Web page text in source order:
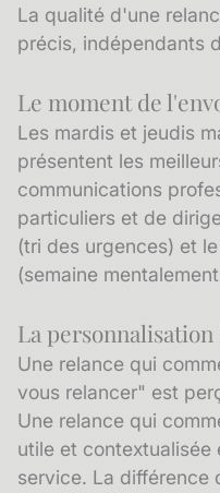
La qualité d'une
précis, indépendants
Le moment de
Les mardis et jeudis
présentent les
communications
particuliers et de
(tri des urgences) et
(semaine
La
Une relance qui
vous relancer" est
Une relance qui
utile et contextualisée
service. La différence